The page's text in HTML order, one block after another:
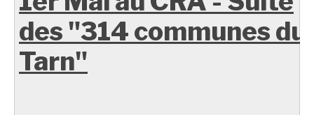
des "314 communes du
Tarn"